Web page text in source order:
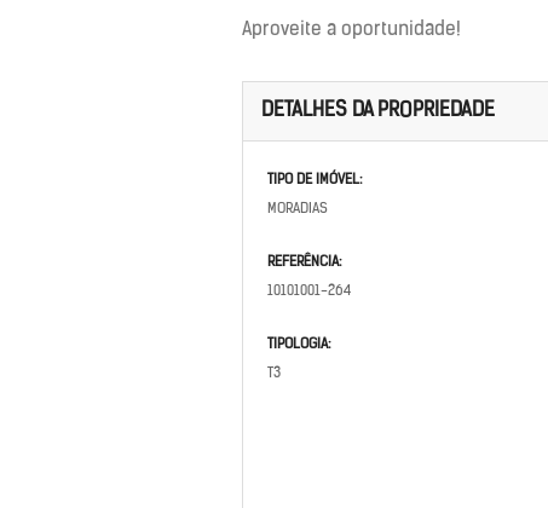
Aproveite a oportunidade!
DETALHES DA PROPRIEDADE
TIPO DE IMÓVEL:
MORADIAS
REFERÊNCIA:
10101001-264
TIPOLOGIA:
T3